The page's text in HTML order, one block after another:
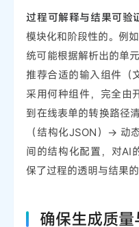
过程可解释与结果可验
模块化和阶段性的。例
统可能根据解析出的单
推荐合适的输入组件（
采用何种组件，完全由
到在线表单的转换路径
（结构化JSON）->
间的结构化配置，对AI
保了过程的透明与结果的
确保生成质